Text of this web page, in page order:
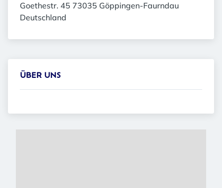
Goethestr. 45 73035 Göppingen-Faurndau
Deutschland
ÜBER UNS